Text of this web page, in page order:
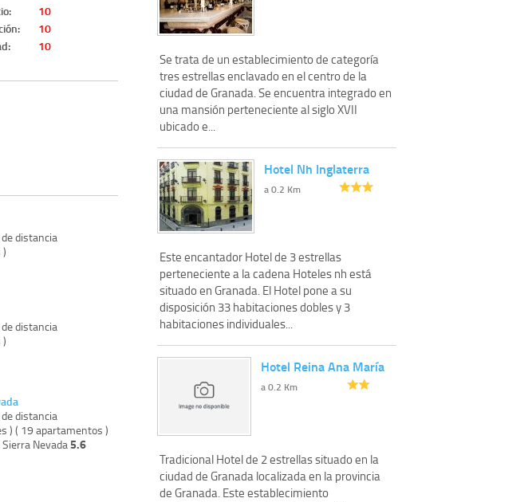
10
10
10
distancia
distancia
distancia
) ( 19 apartamentos )
Sierra Nevada5.6
Se trata de un establecimiento de categoría
tres estrellas enclavado en el centro de la
ciudad de Granada. Se encuentra integrado en
una mansión perteneciente al siglo XVII
ubicado e...
Hotel Nh Inglaterra
a 0.2 Km
Este encantador Hotel de 3 estrellas
perteneciente a la cadena Hoteles nh está
situado en Granada. El Hotel pone a su
disposición 33 habitaciones dobles y 3
habitaciones individuales...
Hotel Reina Ana María
a 0.2 Km
Tradicional Hotel de 2 estrellas situado en la
ciudad de Granada localizada en la provincia
de Granada. Este establecimiento